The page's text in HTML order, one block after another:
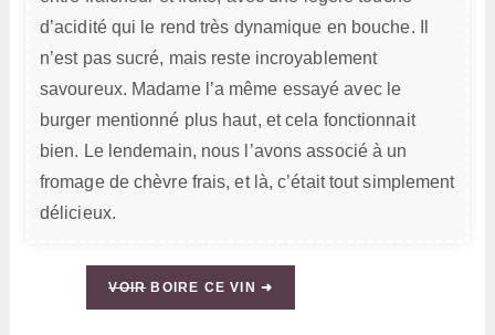
d’acidité qui le rend très dynamique en bouche. Il
n’est pas sucré, mais reste incroyablement
savoureux. Madame l’a même essayé avec le
burger mentionné plus haut, et cela fonctionnait
bien. Le lendemain, nous l’avons associé à un
fromage de chèvre frais, et là, c’était tout simplement
délicieux.
VOIR BOIRE CE VIN ➜